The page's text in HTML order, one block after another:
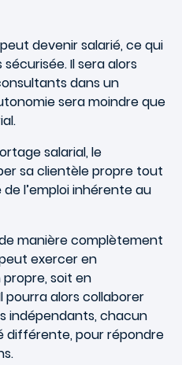
devenir salarié, ce qui
Il sera alors
dans un
sera moindre que
salarial, le
sa clientèle propre tout
l’emploi inhérente au
de manière complètement
exercer en
soit en
alors collaborer
indépendants, chacun
différente, pour répondre